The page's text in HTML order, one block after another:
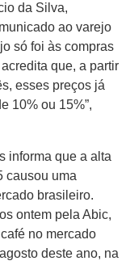
da Silva,
ao varejo
só foi às compras
que, a partir
esses preços já
10% ou 15%”,
informa que a alta
causou uma
brasileiro.
ontem pela Abic,
no mercado
deste ano, na